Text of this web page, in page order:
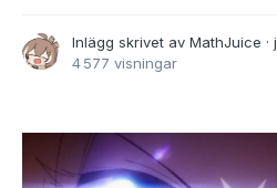
Inlägg skrivet av MathJuice ·
4 577 visningar